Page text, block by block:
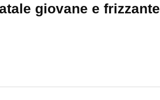
giovane e frizzante